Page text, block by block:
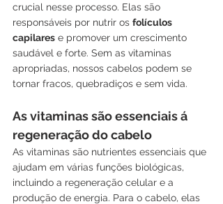
crucial nesse processo. Elas são
responsáveis por nutrir os folículos
capilares e promover um crescimento
saudável e forte. Sem as vitaminas
apropriadas, nossos cabelos podem se
tornar fracos, quebradiços e sem vida.
As vitaminas são essenciais á
regeneração do cabelo
As vitaminas são nutrientes essenciais que
ajudam em várias funções biológicas,
incluindo a regeneração celular e a
produção de energia. Para o cabelo, elas